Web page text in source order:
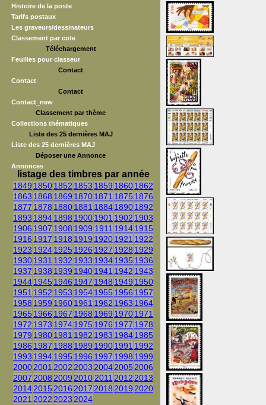
Histoire de la poste
Tarifs postaux
Les graveurs/dessinateurs
Classement par cote
Téléchargement
Feuilles pour classeur
Contact
Contact
Contact
Contact_new
Classement par thème
Collections thématiques
Liste des 25 dernières MAJ
Liste des 25 dernières MAJ
Déposer une Annonce
Annonces
listage des timbres par année
1849 18501852 1853 1859 18601862
1863 1868 1869 18701871 1875 1876
1877 1878 18801881 188418901892
1893 18941898 19001901 1902 1903
1906 1907 1908 1909 1911 19141915
1916 1917 1918 1919 19201921 1922
1923 19241925 1926 1927 1928 1929
19301931 1932 1933 19341935 1936
1937 1938 1939 19401941 1942 1943
19441945 1946 1947 1948 1949 1950
1951 1952 1953 19541955 1956 1957
1958 1959 19601961 1962 1963 1964
1965 1966 1967 1968 1969 19701971
1972 1973 19741975 1976 1977 1978
1979 19801981 1982 1983 19841985
1986 1987 1988 1989 19901991 1992
1993 19941995 1996 1997 1998 1999
2000200120022003200420052006
2007200820092010201120122013
2014201520162017201820192020
2021202220232024